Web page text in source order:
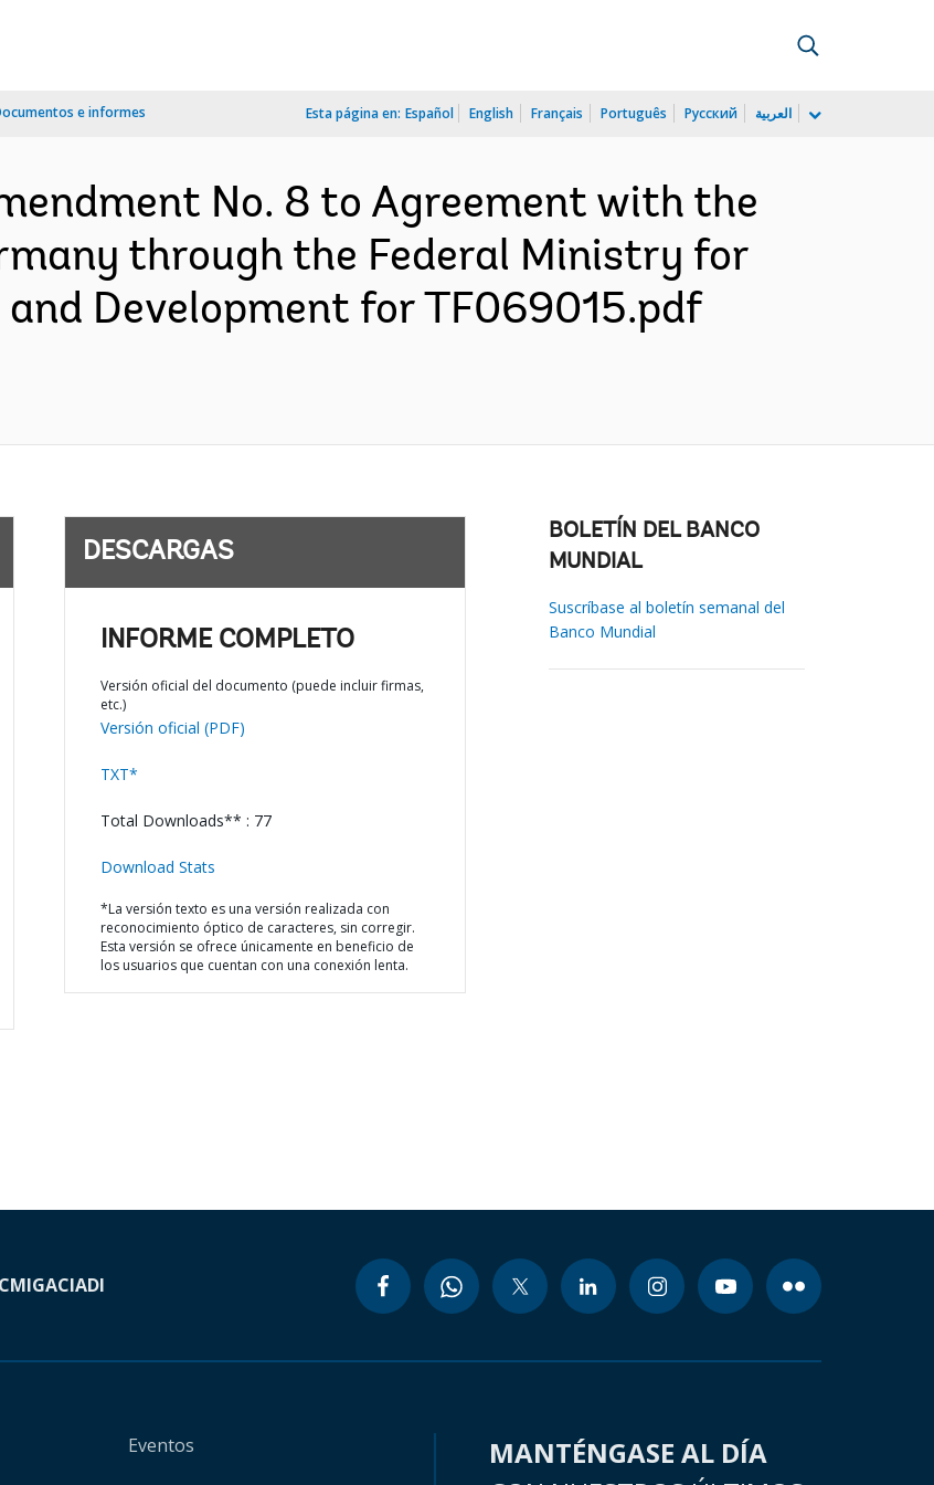
e informes Esta página en: Español English Français Português Русский العربية
No. 8 to Agreement with the
through the Federal Ministry for
Development for TF069015.pdf
DESCARGAS
INFORME COMPLETO
Versión oficial del documento (puede incluir firmas,
etc.)
Versión oficial (PDF)
TXT*
Total Downloads** : 77
Download Stats
*La versión texto es una versión realizada con
reconocimiento óptico de caracteres, sin corregir.
Esta versión se ofrece únicamente en beneficio de
los usuarios que cuentan con una conexión lenta.
BOLETÍN DEL BANCO
MUNDIAL
Suscríbase al boletín semanal del
Banco Mundial
MIGACIADI
Eventos
MANTÉNGASE AL DÍA